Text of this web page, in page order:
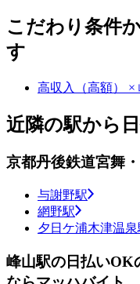
こだわり条件
す
高収入（高額） ×
近隣の駅から
京都丹後鉄道宮舞
与謝野駅
網野駅
夕日ケ浦木津温泉
峰山駅の日払いOK